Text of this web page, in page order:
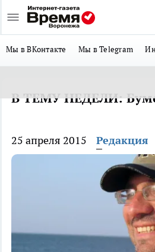
Мы в ВКонтакте Мы в Telegram
В ТЕМУ НЕДЕЛИ:
25 апреля 2015 Редакция